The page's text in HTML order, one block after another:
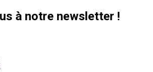
à notre newsletter !